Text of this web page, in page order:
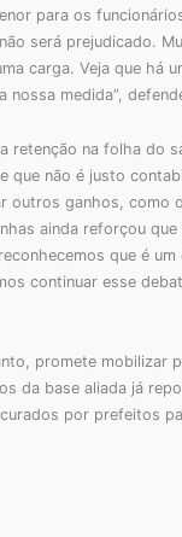
para os
será prejudicado.
carga. Veja que há
nossa medida”,
retenção na folha do
que não é justo
outros ganhos, como
ainda reforçou
que é
continuar esse
promete mobilizar
da base aliada já
por prefeitos